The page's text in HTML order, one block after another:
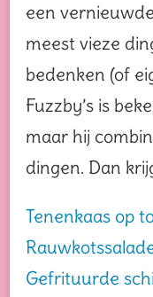
een
meest vieze
bedenken (of
Fuzzby’s is
maar hij
dingen. Dan
Tenenkaas op
Gefrituurde